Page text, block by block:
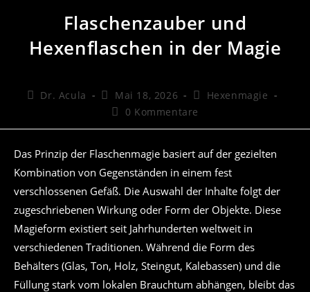
Flaschenzauber und
Hexenflaschen in der Magie
Beitrags-
Dr. Acula
Beitrag
veröffentlicht:
Mai 18, 2026
Beitrags-
Kategorie:
Hexenmagie
Beitrags-
0 Kommentare
Das Prinzip der Flaschenmagie basiert auf der gezielten
Kombination von Gegenständen in einem fest
verschlossenen Gefäß. Die Auswahl der Inhalte folgt der
zugeschriebenen Wirkung oder Form der Objekte. Diese
Magieform existiert seit Jahrhunderten weltweit in
verschiedenen Traditionen. Während die Form des
Behälters (Glas, Ton, Holz, Steingut, Kalebassen) und die
Füllung stark vom lokalen Brauchtum abhängen, bleibt das